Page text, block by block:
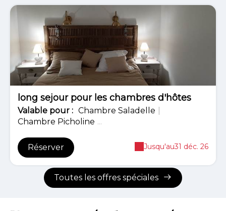
-12€
long sejour pour les chambres d'hôtes
Valable pour : Chambre Saladelle
Chambre Picholine ...
Réserver Jusqu'au31 déc. 26
Toutes les offres spéciales